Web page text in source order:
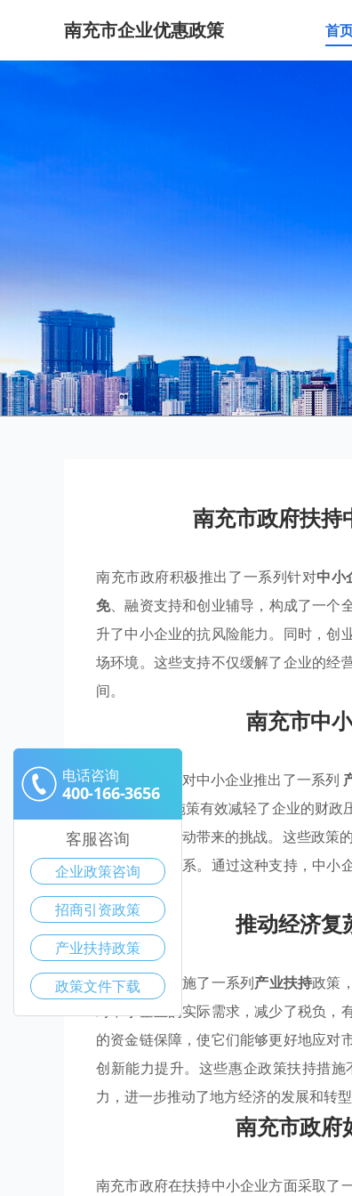
南充市企业优惠政策 首
南充市政府扶持
南充市政府积极推出了一系列针对中小
免、融资支持和创业辅导，构成了一个
升了中小企业的抗风险能力。同时，创
场环境。这些支持不仅缓解了企业的经
间。
南充市中
南充市政府针对中小企业推出了一系列
施策有效减轻了企业的财
以应对市场波动带来的挑战。这些政策
互补的生态体系。通过这种支持，中小
力。
推动经济复
南充市政府实施了一系列产业扶持政策
对中小企业的实际需求，减少了税负，
的资金链保障，使它们能够更好地应对
创新能力提升。这些惠企政策扶持措施
力，进一步推动了地方经济的发展和转型
南充市政府
南充市政府在扶持中小企业方面采取了
电话咨询
400-166-3656
客服咨询
企业政策咨询
招商引资政策
产业扶持政策
政策文件下载